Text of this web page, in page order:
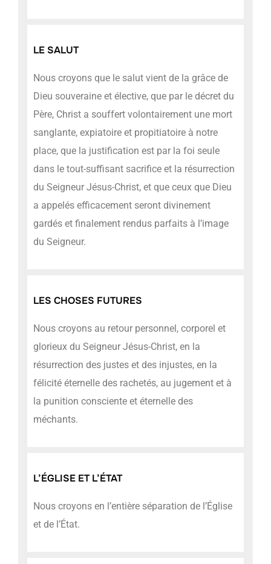
LE SALUT
Nous croyons que le salut vient de la grâce de
Dieu souveraine et élective, que par le décret du
Père, Christ a souffert volontairement une mort
sanglante, expiatoire et propitiatoire à notre
place, que la justification est par la foi seule
dans le tout-suffisant sacrifice et la résurrection
du Seigneur Jésus-Christ, et que ceux que Dieu
a appelés efficacement seront divinement
gardés et finalement rendus parfaits à l’image
du Seigneur.
LES CHOSES FUTURES
Nous croyons au retour personnel, corporel et
glorieux du Seigneur Jésus-Christ, en la
résurrection des justes et des injustes, en la
félicité éternelle des rachetés, au jugement et à
la punition consciente et éternelle des
méchants.
L’ÉGLISE ET L’ÉTAT
Nous croyons en l’entière séparation de l’Église
et de l’État.